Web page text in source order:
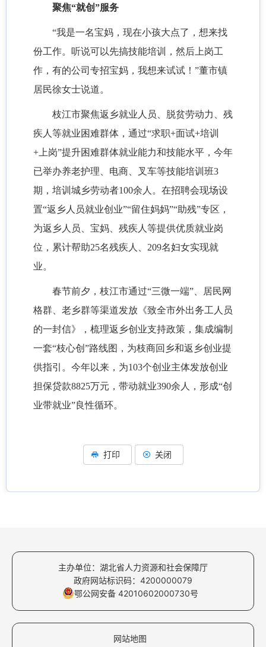
聚焦“就创”服务
“我是一名宝妈，现在小孩大点了，想来找
份工作。听说可以先搞技能培训，然后上岗工
作，有的公司专招宝妈，我想来试试！”董市镇
居民徐女士说道。
枝江市聚焦返乡就业人员、脱贫劳动力、残
疾人等就业困难群体，通过“求职+面试+培训
+上岗”提升困难群体就业能力和技能水平，今年
已举办养老护理、电商、叉车等技能培训班3
期，培训城乡劳动者100余人。在招聘会现场设
置“返乡人员就业创业”“留住妈妈”“助残”专区，
为返乡人员、宝妈、残疾人等提供优质就业岗
位，累计帮助25名残疾人、209名妇女实现就
业。
春节前夕，枝江市通过“三微一端”、居民网
格群、老乡群等渠道发放《致全市外出务工人员
的一封信》，梳理返乡创业支持政策，集成编制
一套“枝心创”路线图，为枝商回乡和返乡创业提
供指引。今年以来，为103个创业主体发放创业
担保贷款8825万元，带动就业390余人，形成“创
业带就业”良性循环。
打印 关闭
主办单位：湖北省人力资源和社会保障厅
政府网站标识码：4200000079
鄂公网安备 42010602000730号
网站地图